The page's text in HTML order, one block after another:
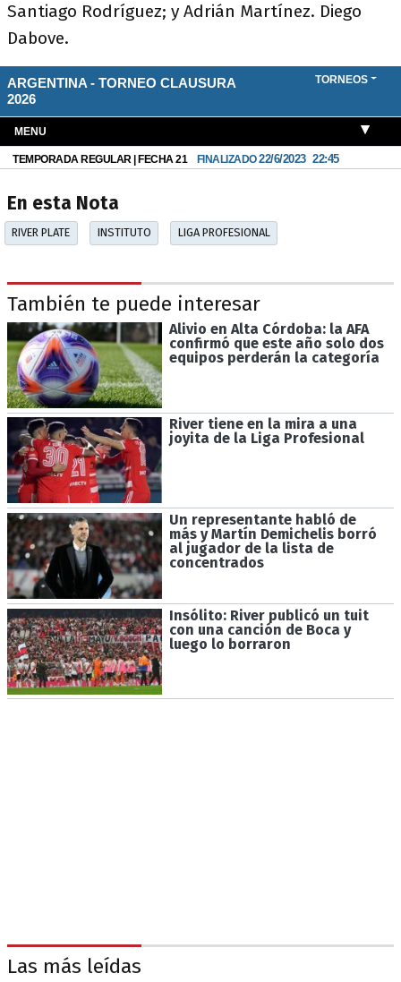
Santiago Rodríguez; y Adrián Martínez. Diego
Dabove.
En esta Nota
RIVER PLATE INSTITUTO LIGA PROFESIONAL
También te puede interesar
Alivio en Alta Córdoba: la AFA
confirmó que este año solo dos
equipos perderán la categoría
River tiene en la mira a una
joyita de la Liga Profesional
Un representante habló de
más y Martín Demichelis borró
al jugador de la lista de
concentrados
Insólito: River publicó un tuit
con una canción de Boca y
luego lo borraron
Las más leídas